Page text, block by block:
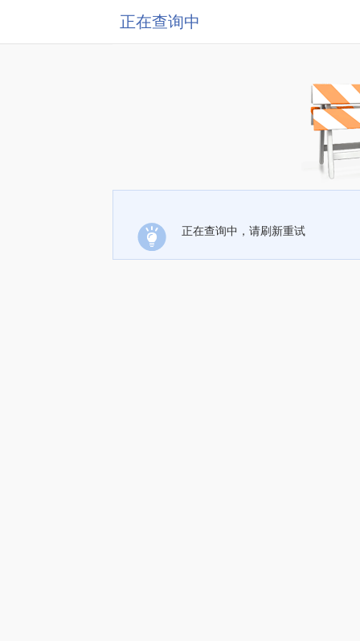
正在查询中
正在查询中，请刷新重试